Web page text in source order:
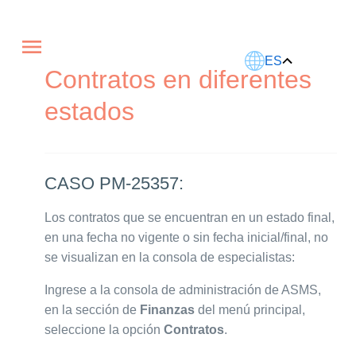
ES
Contratos en diferentes
estados
CASO PM-25357:
Los contratos que se encuentran en un estado final,
en una fecha no vigente o sin fecha inicial/final, no
se visualizan en la consola de especialistas:
Ingrese a la consola de administración de ASMS,
en la sección de Finanzas del menú principal,
seleccione la opción Contratos.